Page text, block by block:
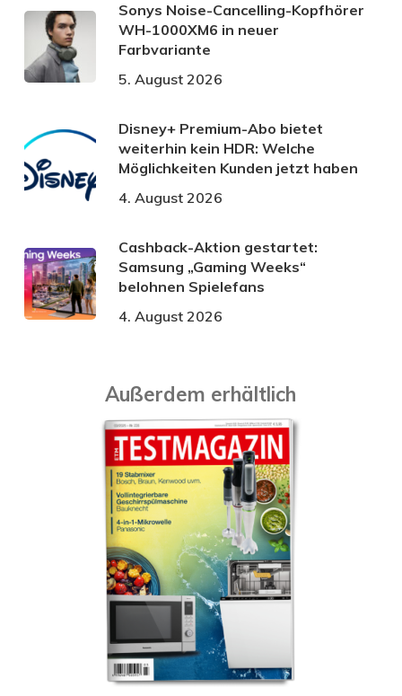
Sonys Noise-Cancelling-Kopfhörer
WH-1000XM6 in neuer
Farbvariante
5. August 2026
Disney+ Premium-Abo bietet
weiterhin kein HDR: Welche
Möglichkeiten Kunden jetzt haben
4. August 2026
Cashback-Aktion gestartet:
Samsung „Gaming Weeks“
belohnen Spielefans
4. August 2026
Außerdem erhältlich